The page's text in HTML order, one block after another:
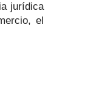
jurídica
el